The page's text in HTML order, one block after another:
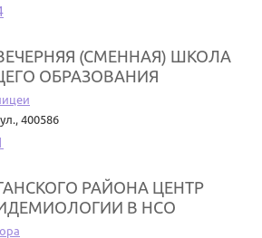
(СМЕННАЯ) ШКОЛА
ОБРАЗОВАНИЯ
400586
РАЙОНА ЦЕНТР
В НСО